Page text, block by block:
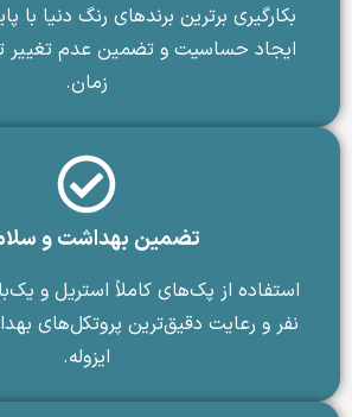
بکارگیری برترین برندهای رنگ دنیا با
ایجاد حساسیت و تضمین عدم تغییر
زمان.
تضمین بهداشت و
استفاده از پک‌های کاملاً استریل و
نفر و رعایت دقیق‌ترین پروتکل‌های
ایزوله.